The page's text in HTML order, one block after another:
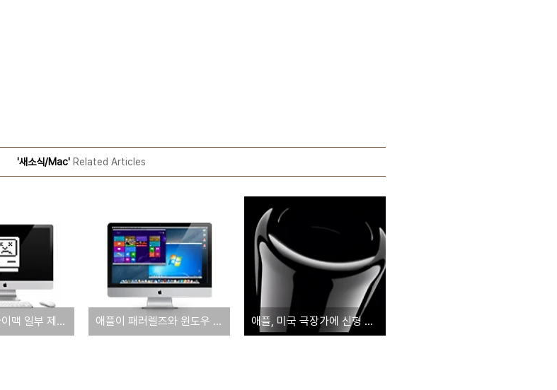
'새소식/Mac' Related Articles
애플, 2011 아이맥 일부 제품에 대한 비디오 카드 교체 프로그램 공식화 애플이 패러렐즈와 윈도우 8을 홍보한다? 애플, 기업 및 전문자를 대상으로 하는 새로운 애플스토어 캠페인 전개 애플, 미국 극장가에 신형 맥 프로 티저영상 공개... '출시일도 올해 하반기에서 가을로 변경'